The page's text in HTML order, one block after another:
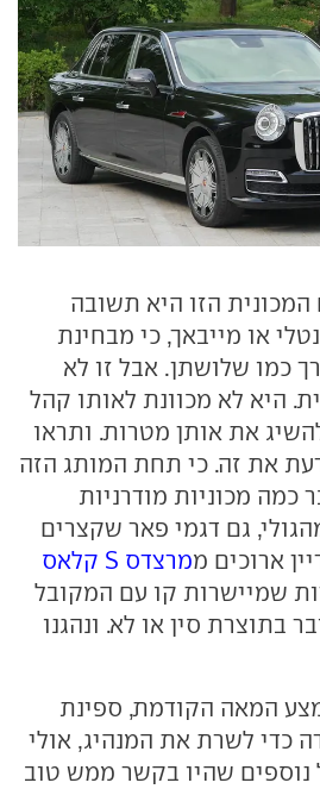
הזו היא תשובה
או מייבאך, כי מבחינת
כמו שלושתן. אבל זו לא
היא לא מכוונת לאותו קהל
את אותן מטרות. ותראו
את זה. כי תחת המותג הזה
כמה מכוניות מודרניות
גם דגמי פאר שקצרים
ארוכים מ
מרצדס S קלאס
שמיישרות קו עם המקובל
בתוצרת סין או לא. ונהגנו
המאה הקודמת, ספינת
כדי לשרת את המנהיג, אולי
נוספים שהיו בקשר ממש טוב